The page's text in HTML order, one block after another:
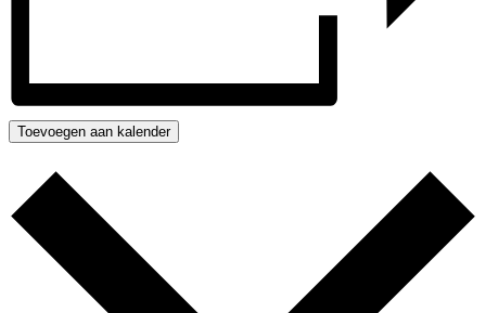
Toevoegen aan kalender